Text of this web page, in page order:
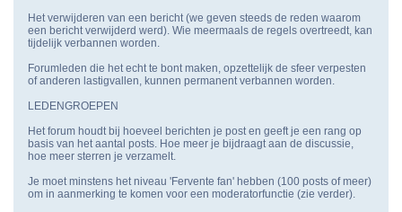
Het verwijderen van een bericht (we geven steeds de reden waarom
een bericht verwijderd werd). Wie meermaals de regels overtreedt, kan
tijdelijk verbannen worden.
Forumleden die het echt te bont maken, opzettelijk de sfeer verpesten
of anderen lastigvallen, kunnen permanent verbannen worden.
LEDENGROEPEN
Het forum houdt bij hoeveel berichten je post en geeft je een rang op
basis van het aantal posts. Hoe meer je bijdraagt aan de discussie,
hoe meer sterren je verzamelt.
Je moet minstens het niveau 'Fervente fan' hebben (100 posts of meer)
om in aanmerking te komen voor een moderatorfunctie (zie verder).